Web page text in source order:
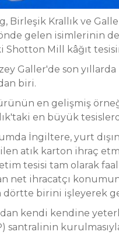
Birleşik Krallık ve
gelen isimlerinin
Shotton Mill kâğıt
Galler'de son
biri.
en gelişmiş
en büyük
İngiltere, yurt
atık karton ihraç
tesisi tam olarak
net ihracatçı
dörtte birini işleyerek
kendi kendine
santralinin